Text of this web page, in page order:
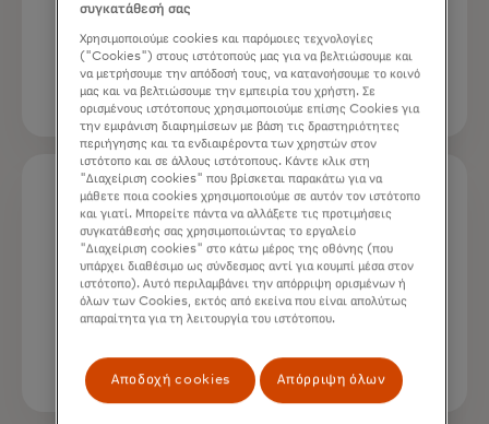
και εύχρηστα από τους κωδικούς
πρόσβασης2
94%
των συσκευών υποστηρίζουν τη
χρήση passkey3
συγκατάθεσή σας
Χρησιμοποιούμε cookies και παρόμοιες τεχνολογίες
("Cookies") στους ιστότοπούς μας για να βελτιώσουμε και
να μετρήσουμε την απόδοσή τους, να κατανοήσουμε το κοινό
μας και να βελτιώσουμε την εμπειρία του χρήστη. Σε
ορισμένους ιστότοπους χρησιμοποιούμε επίσης Cookies για
την εμφάνιση διαφημίσεων με βάση τις δραστηριότητες
περιήγησης και τα ενδιαφέροντα των χρηστών στον
ιστότοπο και σε άλλους ιστότοπους. Κάντε κλικ στη
"Διαχείριση cookies" που βρίσκεται παρακάτω για να
μάθετε ποια cookies χρησιμοποιούμε σε αυτόν τον ιστότοπο
και γιατί. Μπορείτε πάντα να αλλάξετε τις προτιμήσεις
συγκατάθεσής σας χρησιμοποιώντας το εργαλείο
"Διαχείριση cookies" στο κάτω μέρος της οθόνης (που
υπάρχει διαθέσιμο ως σύνδεσμος αντί για κουμπί μέσα στον
ιστότοπο). Αυτό περιλαμβάνει την απόρριψη ορισμένων ή
όλων των Cookies, εκτός από εκείνα που είναι απολύτως
απαραίτητα για τη λειτουργία του ιστότοπου.
Αποδοχή cookies Απόρριψη όλων